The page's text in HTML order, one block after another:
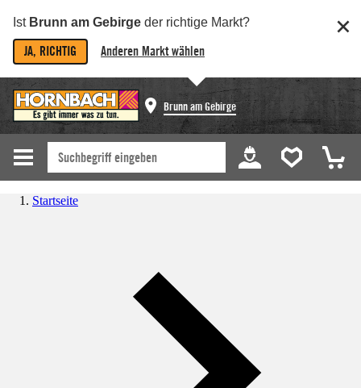
Ist Brunn am Gebirge der richtige Markt?
JA, RICHTIG Anderen Markt wählen
Brunn am Gebirge
Startseite